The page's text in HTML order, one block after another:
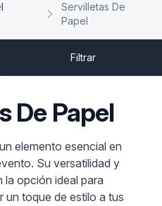
Servilletas De
Papel
Filtrar
De Papel
elemento esencial en
Su versatilidad y
opción ideal para
un toque de estilo a tus